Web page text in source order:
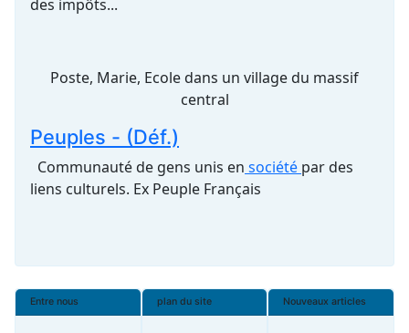
des impôts...
Poste, Marie, Ecole dans un village du massif
central
Peuples - (Déf.)
Communauté de gens unis en société par des
liens culturels. Ex Peuple Français
Entre nous plan du site Nouveaux articles